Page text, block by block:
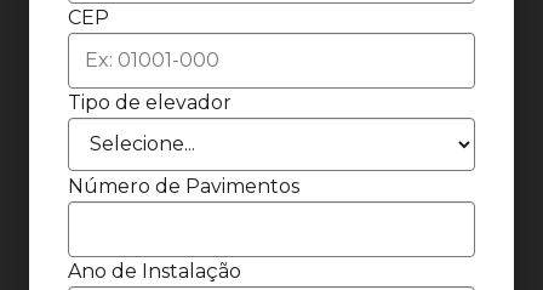
CEP
Tipo de elevador
Número de Pavimentos
Ano de Instalação